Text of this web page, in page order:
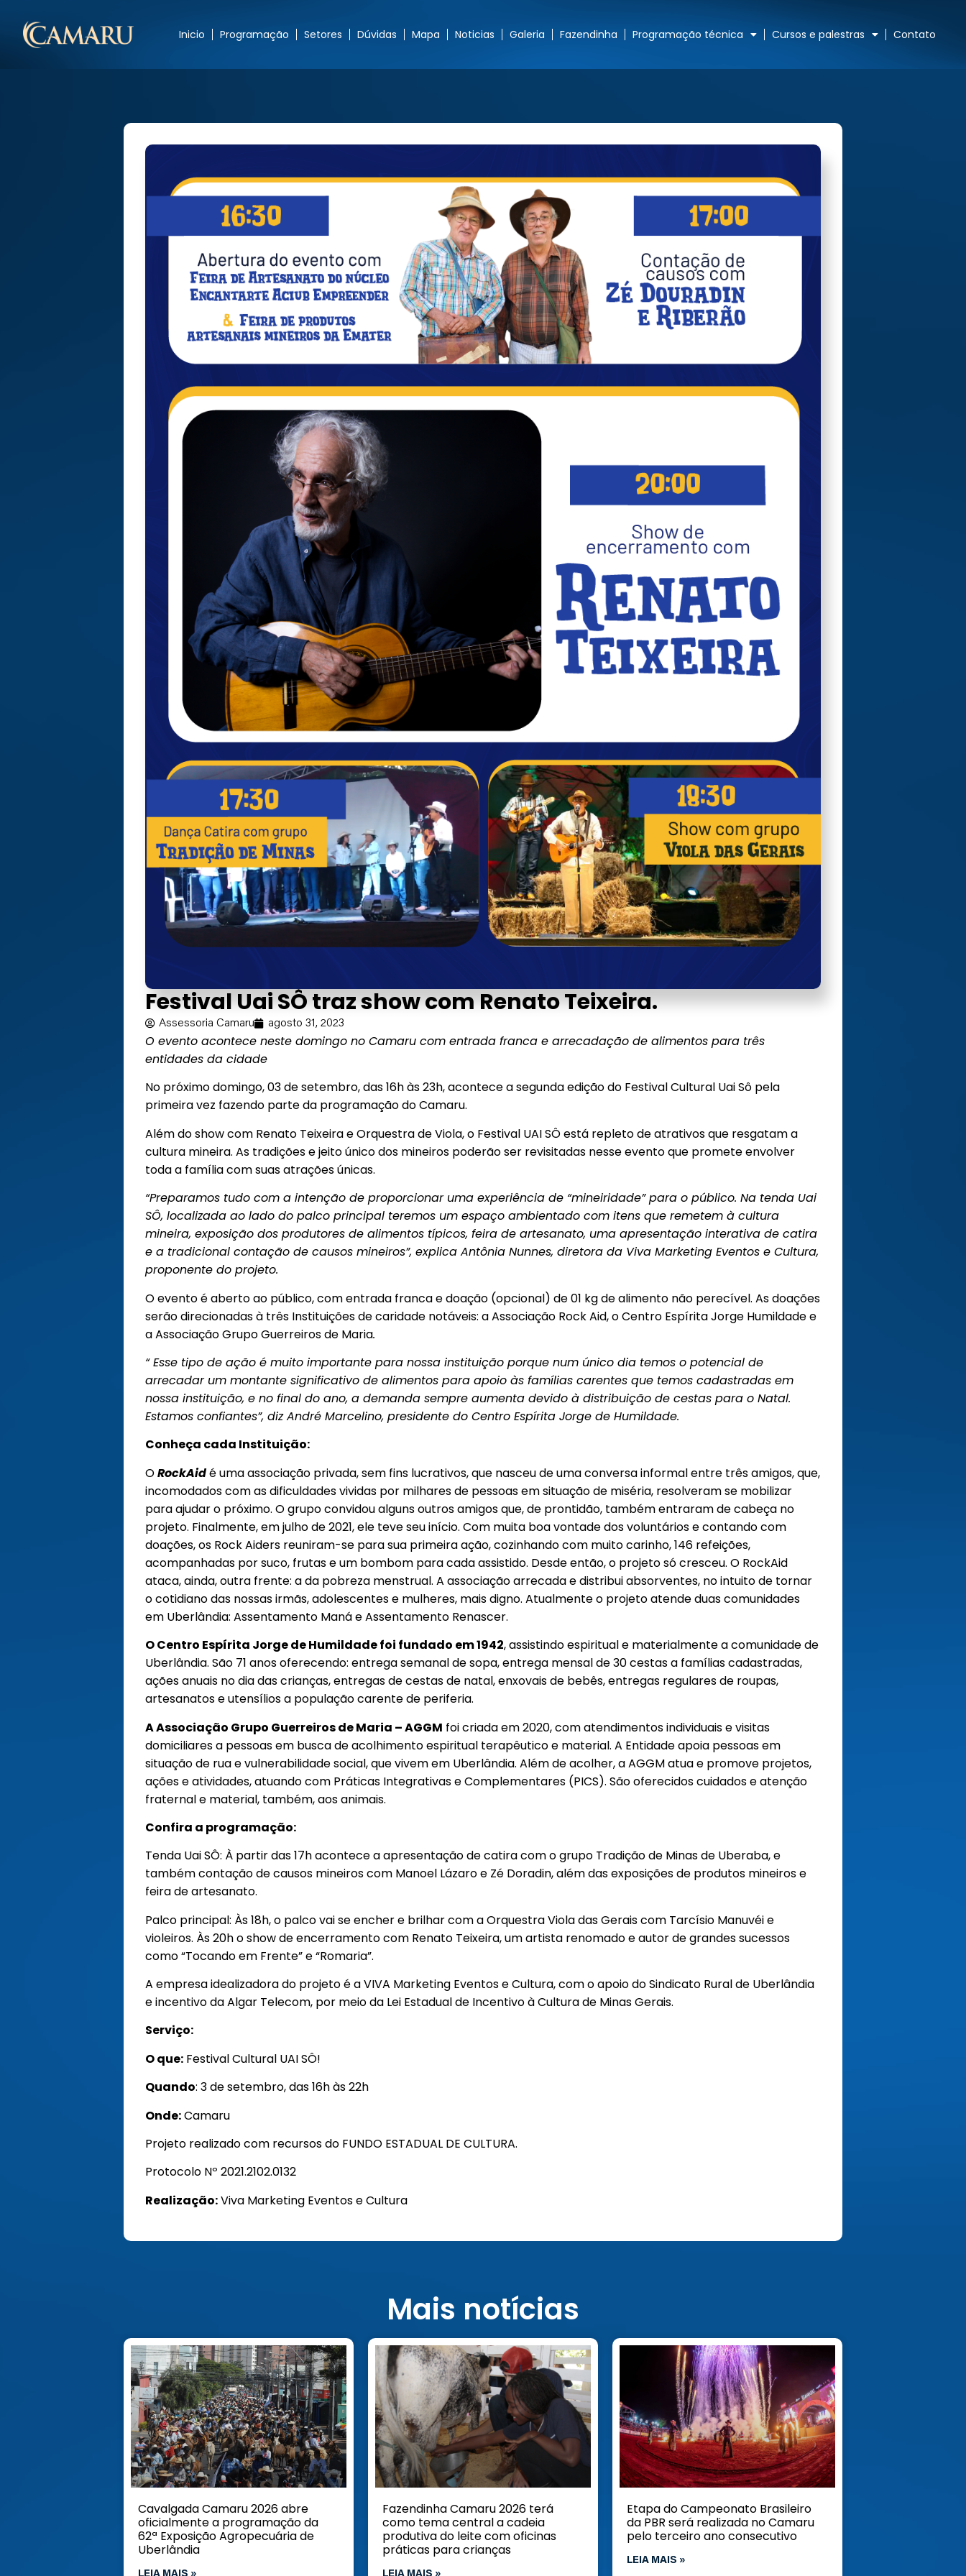
Inicio Programação Setores Dúvidas Mapa Noticias Galeria Fazendinha Programação técnica Cursos e palestras Contato
Festival Uai SÔ traz show com Renato Teixeira.
Assessoria Camaru agosto 31, 2023
O evento acontece neste domingo no Camaru com entrada franca e arrecadação de alimentos para três
entidades da cidade
No próximo domingo, 03 de setembro, das 16h às 23h, acontece a segunda edição do Festival Cultural Uai Sô pela
primeira vez fazendo parte da programação do Camaru.
Além do show com Renato Teixeira e Orquestra de Viola, o Festival UAI SÔ está repleto de atrativos que resgatam a
cultura mineira. As tradições e jeito único dos mineiros poderão ser revisitadas nesse evento que promete envolver
toda a família com suas atrações únicas.
“Preparamos tudo com a intenção de proporcionar uma experiência de “mineiridade” para o público. Na tenda Uai
SÔ, localizada ao lado do palco principal teremos um espaço ambientado com itens que remetem à cultura
mineira, exposição dos produtores de alimentos típicos, feira de artesanato, uma apresentação interativa de catira
e a tradicional contação de causos mineiros”, explica Antônia Nunnes, diretora da Viva Marketing Eventos e Cultura,
proponente do projeto.
O evento é aberto ao público, com entrada franca e doação (opcional) de 01 kg de alimento não perecível. As doações
serão direcionadas à três Instituições de caridade notáveis: a Associação Rock Aid, o Centro Espírita Jorge Humildade e
a Associação Grupo Guerreiros de Maria.
“ Esse tipo de ação é muito importante para nossa instituição porque num único dia temos o potencial de
arrecadar um montante significativo de alimentos para apoio às famílias carentes que temos cadastradas em
nossa instituição, e no final do ano, a demanda sempre aumenta devido à distribuição de cestas para o Natal.
Estamos confiantes”, diz André Marcelino, presidente do Centro Espírita Jorge de Humildade.
Conheça cada Instituição:
ORockAidé uma associação privada, sem fins lucrativos, que nasceu de uma conversa informal entre três amigos, que,
incomodados com as dificuldades vividas por milhares de pessoas em situação de miséria, resolveram se mobilizar
para ajudar o próximo. O grupo convidou alguns outros amigos que, de prontidão, também entraram de cabeça no
projeto. Finalmente, em julho de 2021, ele teve seu início. Com muita boa vontade dos voluntários e contando com
doações, os Rock Aiders reuniram-se para sua primeira ação, cozinhando com muito carinho, 146 refeições,
acompanhadas por suco, frutas e um bombom para cada assistido. Desde então, o projeto só cresceu. O RockAid
ataca, ainda, outra frente: a da pobreza menstrual. A associação arrecada e distribui absorventes, no intuito de tornar
o cotidiano das nossas irmãs, adolescentes e mulheres, mais digno. Atualmente o projeto atende duas comunidades
em Uberlândia: Assentamento Maná e Assentamento Renascer.
O Centro Espírita Jorge de Humildade foi fundado em 1942, assistindo espiritual e materialmente a comunidade de
Uberlândia. São 71 anos oferecendo: entrega semanal de sopa, entrega mensal de 30 cestas a famílias cadastradas,
ações anuais no dia das crianças, entregas de cestas de natal, enxovais de bebês, entregas regulares de roupas,
artesanatos e utensílios a população carente de periferia.
A Associação Grupo Guerreiros de Maria – AGGM foi criada em 2020, com atendimentos individuais e visitas
domiciliares a pessoas em busca de acolhimento espiritual terapêutico e material. A Entidade apoia pessoas em
situação de rua e vulnerabilidade social, que vivem em Uberlândia. Além de acolher, a AGGM atua e promove projetos,
ações e atividades, atuando com Práticas Integrativas e Complementares (PICS). São oferecidos cuidados e atenção
fraternal e material, também, aos animais.
Confira a programação:
Tenda Uai SÔ: À partir das 17h acontece a apresentação de catira com o grupo Tradição de Minas de Uberaba, e
também contação de causos mineiros com Manoel Lázaro e Zé Doradin, além das exposições de produtos mineiros e
feira de artesanato.
Palco principal: Às 18h, o palco vai se encher e brilhar com a Orquestra Viola das Gerais com Tarcísio Manuvéi e
violeiros. Às 20h o show de encerramento com Renato Teixeira, um artista renomado e autor de grandes sucessos
como “Tocando em Frente” e “Romaria”.
A empresa idealizadora do projeto é a VIVA Marketing Eventos e Cultura, com o apoio do Sindicato Rural de Uberlândia
e incentivo da Algar Telecom, por meio da Lei Estadual de Incentivo à Cultura de Minas Gerais.
Serviço:
O que: Festival Cultural UAI SÔ!
Quando: 3 de setembro, das 16h às 22h
Onde:Camaru
Projeto realizado com recursos do FUNDO ESTADUAL DE CULTURA.
Protocolo Nº 2021.2102.0132
Realização:Viva Marketing Eventos e Cultura
Mais notícias
Cavalgada Camaru 2026 abre
oficialmente a programação da
62ª Exposição Agropecuária de
Uberlândia
Fazendinha Camaru 2026 terá
como tema central a cadeia
produtiva do leite com oficinas
práticas para crianças
Etapa do Campeonato Brasileiro
da PBR será realizada no Camaru
pelo terceiro ano consecutivo
LEIA MAIS »